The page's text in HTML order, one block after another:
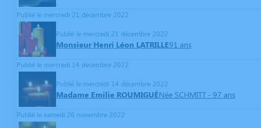
Publié le mercredi 21 décembre 2022
Publié le mercredi 21 décembre 2022
Monsieur Henri Léon LATRILLE91 ans
Publié le mercredi 14 décembre 2022
Publié le mercredi 14 décembre 2022
Madame Emilie ROUMIGUÉNée SCHMITT - 97 ans
Publié le samedi 26 novembre 2022